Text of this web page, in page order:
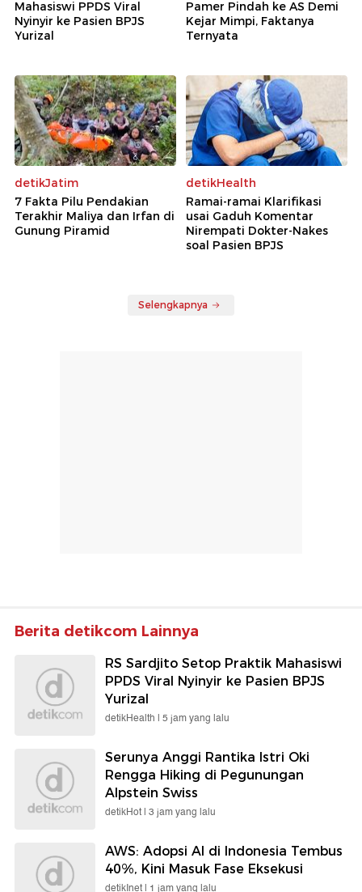
Mahasiswi PPDS Viral
Nyinyir ke Pasien BPJS
Yurizal
Pamer Pindah ke AS Demi
Kejar Mimpi, Faktanya
Ternyata
detikJatim
7 Fakta Pilu Pendakian
Terakhir Maliya dan Irfan di
Gunung Piramid
detikHealth
Ramai-ramai Klarifikasi
usai Gaduh Komentar
Nirempati Dokter-Nakes
soal Pasien BPJS
Selengkapnya
Berita detikcom Lainnya
RS Sardjito Setop Praktik Mahasiswi
PPDS Viral Nyinyir ke Pasien BPJS
Yurizal
detikHealth | 5 jam yang lalu
Serunya Anggi Rantika Istri Oki
Rengga Hiking di Pegunungan
Alpstein Swiss
detikHot | 3 jam yang lalu
AWS: Adopsi AI di Indonesia Tembus
40%, Kini Masuk Fase Eksekusi
detikInet | 1 jam yang lalu